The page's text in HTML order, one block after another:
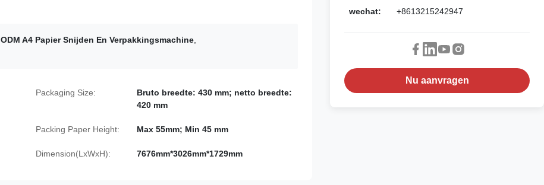
ODM A4 Papier Snijden En Verpakkingsmachine
Packaging Size:
Bruto breedte: 430 mm; netto breedte:
420 mm
Packing Paper Height: Max 55mm; Min 45 mm
Dimension(LxWxH): 7676mm*3026mm*1729mm
wechat: +8613215242947
Nu aanvragen